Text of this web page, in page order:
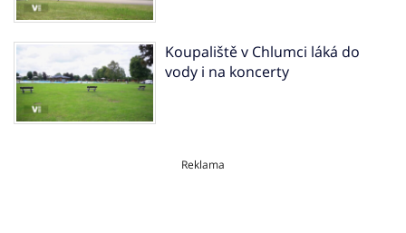
Koupaliště v Chlumci láká do
vody i na koncerty
Reklama